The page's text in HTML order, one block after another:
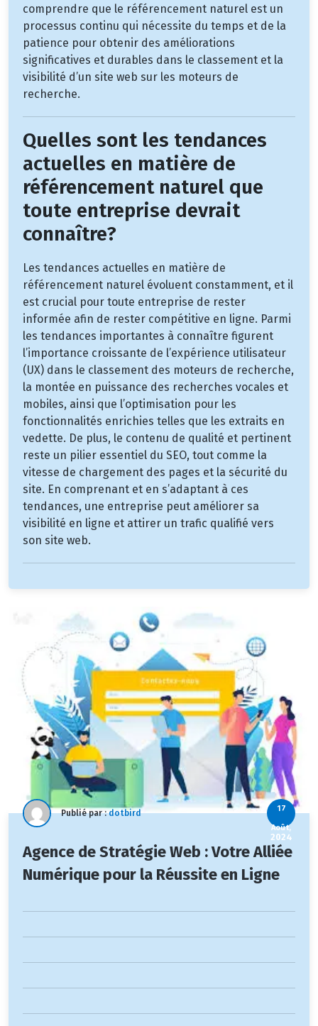
comprendre que le référencement naturel est un
processus continu qui nécessite du temps et de la
patience pour obtenir des améliorations
significatives et durables dans le classement et la
visibilité d’un site web sur les moteurs de
recherche.
Quelles sont les tendances
actuelles en matière de
référencement naturel que
toute entreprise devrait
connaître?
Les tendances actuelles en matière de
référencement naturel évoluent constamment, et il
est crucial pour toute entreprise de rester
informée afin de rester compétitive en ligne. Parmi
les tendances importantes à connaître figurent
l’importance croissante de l’expérience utilisateur
(UX) dans le classement des moteurs de recherche,
la montée en puissance des recherches vocales et
mobiles, ainsi que l’optimisation pour les
fonctionnalités enrichies telles que les extraits en
vedette. De plus, le contenu de qualité et pertinent
reste un pilier essentiel du SEO, tout comme la
vitesse de chargement des pages et la sécurité du
site. En comprenant et en s’adaptant à ces
tendances, une entreprise peut améliorer sa
visibilité en ligne et attirer un trafic qualifié vers
son site web.
Publié par :dotbird 17
Août,
2024
Agence de Stratégie Web : Votre Alliée
Numérique pour la Réussite en Ligne